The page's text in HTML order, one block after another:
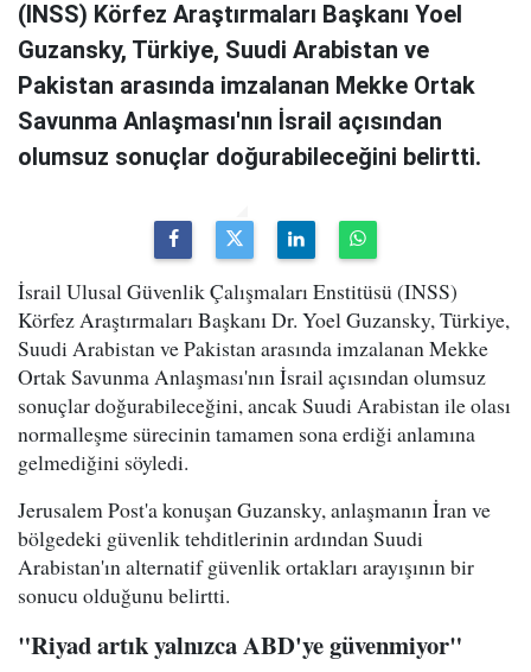
(INSS) Körfez Araştırmaları Başkanı Yoel
Guzansky, Türkiye, Suudi Arabistan ve
Pakistan arasında imzalanan Mekke Ortak
Savunma Anlaşması'nın İsrail açısından
olumsuz sonuçlar doğurabileceğini belirtti.
İsrail Ulusal Güvenlik Çalışmaları Enstitüsü (INSS)
Körfez Araştırmaları Başkanı Dr. Yoel Guzansky, Türkiye,
Suudi Arabistan ve Pakistan arasında imzalanan Mekke
Ortak Savunma Anlaşması'nın İsrail açısından olumsuz
sonuçlar doğurabileceğini, ancak Suudi Arabistan ile olası
normalleşme sürecinin tamamen sona erdiği anlamına
gelmediğini söyledi.
Jerusalem Post'a konuşan Guzansky, anlaşmanın İran ve
bölgedeki güvenlik tehditlerinin ardından Suudi
Arabistan'ın alternatif güvenlik ortakları arayışının bir
sonucu olduğunu belirtti.
"Riyad artık yalnızca ABD'ye güvenmiyor"